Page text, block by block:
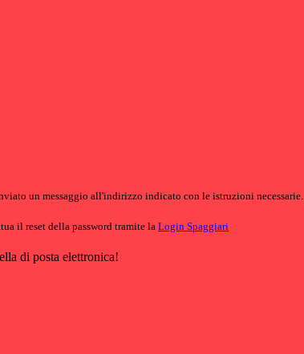
un messaggio all'indirizzo indicato con le istruzioni necessarie.
il reset della password tramite la Login Spaggiari
di posta elettronica!